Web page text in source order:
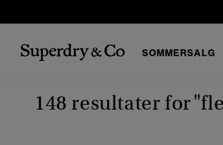
SOMMERSALG
148 resultater for